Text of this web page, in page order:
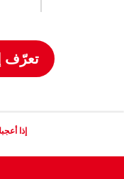
تعرّف
إذا